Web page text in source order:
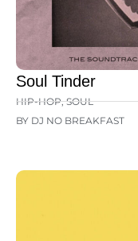
Soul Tinder
HIP-HOP,SOUL
BY DJ NO BREAKFAST